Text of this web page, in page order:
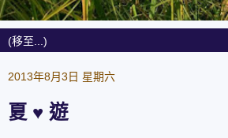
2013年8月3日 星期六
夏 ♥ 遊